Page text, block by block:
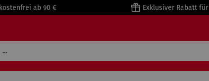
ab 90 € Exklusiver Rabatt